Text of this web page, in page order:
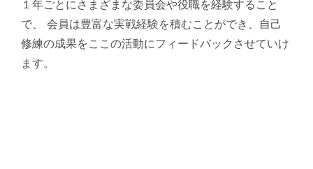
１年ごとにさまざまな委員会や役職を経験すること
で、 会員は豊富な実戦経験を積むことができ、自己
修練の成果をここの活動にフィードバックさせていけ
ます。